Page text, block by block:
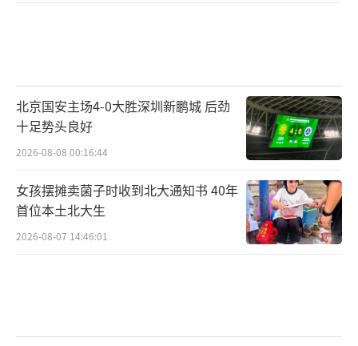
北京国安主场4-0大胜深圳新鹏城 后劲
十足势头良好
2026-08-08 00:16:44
女孩摆摊卖菌子时收到北大通知书 40年
首位本土北大生
2026-08-07 14:46:01